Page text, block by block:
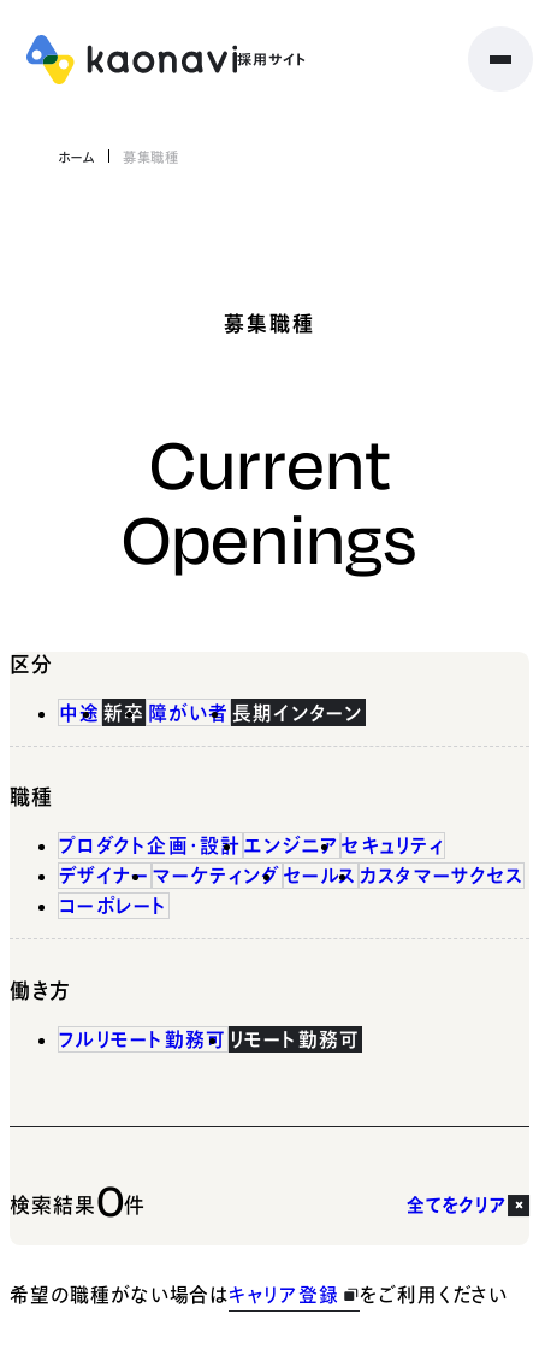
ホーム 募集職種
募集職種
Current
Openings
区分
中途 新卒 障がい者 長期インターン
職種
プロダクト企画・設計 エンジニア セキュリティ
デザイナー マーケティング セールス カスタマーサクセス
コーポレート
働き方
フルリモート勤務可 リモート勤務可
検索結果0件 全てをクリア
希望の職種がない場合はキャリア登録 をご利用ください